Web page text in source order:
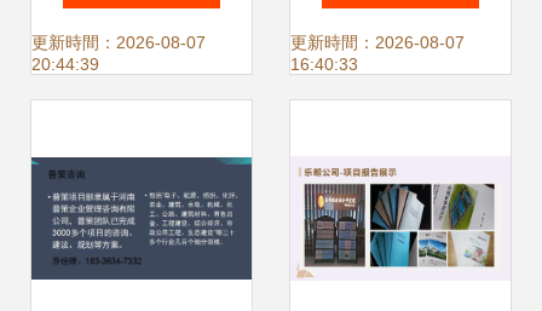
察到客戶成功的生
更新時間：2026-08-07
20:44:39
（五） 咨詢策劃服
更新時間：2026-08-07
16:40:33